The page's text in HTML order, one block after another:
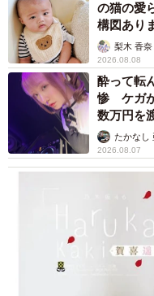
AI面接経験者は、
リクルートマネジメント
用CX（候補者体験）に
と、2025年卒と2026年
者は約3割弱とまだまだ
また経験に関わらず「
評価されたい学生は
学生は15.8％と低く、
の猫の愛
構図あり
梨木 香奈
2026.08.08
酔って転
惨 ケガ
数万円を
たかなし
2026.08.07